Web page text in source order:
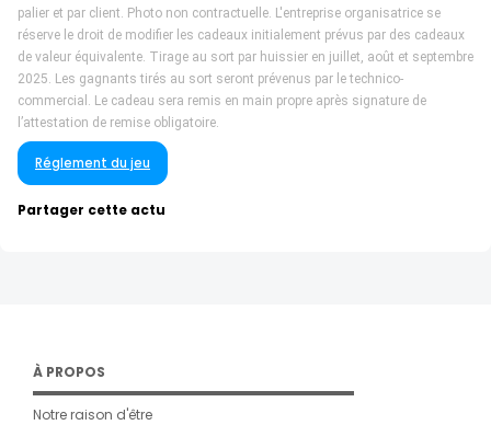
palier et par client. Photo non contractuelle. L'entreprise organisatrice se
réserve le droit de modifier les cadeaux initialement prévus par des cadeaux
de valeur équivalente. Tirage au sort par huissier en juillet, août et septembre
2025. Les gagnants tirés au sort seront prévenus par le technico-
commercial. Le cadeau sera remis en main propre après signature de
l’attestation de remise obligatoire.
Réglement du jeu
Partager cette actu
À PROPOS
Notre raison d'être